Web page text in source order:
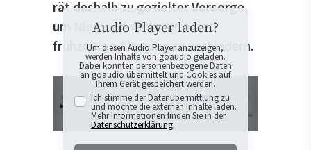
rät deshalb zu gezielter Vorsorge,
um Nierenerkrankungen und
frühzeitige Alterung zu verhindern.
Audio Player laden?
Um diesen Audio Player anzuzeigen,
werden Inhalte von goaudio geladen.
Dabei könnten personenbezogene Daten
an goaudio übermittelt und Cookies auf
Ihrem Gerät gespeichert werden.
Ich stimme der Datenübermittlung zu
und möchte die externen Inhalte laden.
Mehr Informationen finden Sie in der
Datenschutzerklärung.